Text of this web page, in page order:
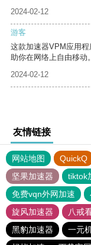
2024-02-12
游客
这款加速器VPM应用
助你在网络上自由移动。
2024-02-12
友情链接
网站地图 QuickQ
坚果加速器
tiktok
免费vqn外网加速
旋风加速器
八戒
黑豹加速器
一元